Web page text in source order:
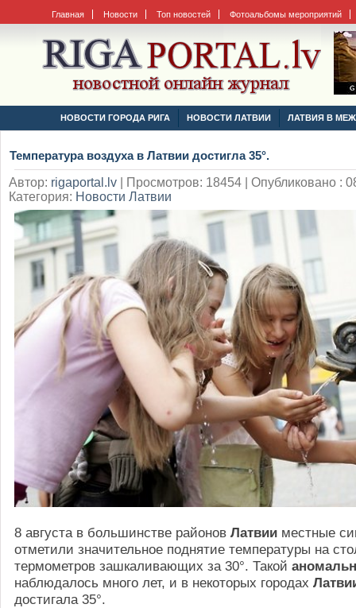
Главная Новости Топ новостей Фотоальбомы мероприятий
НОВОСТИ ГОРОДА РИГА НОВОСТИ ЛАТВИИ ЛАТВИЯ В
Температура воздуха в Латвии достигла 35°.
Автор: rigaportal.lv
Просмотров: 18454 | Опубликовано :
Категория: Новости Латвии
8 августа в большинстве районов Латвии местные
отметили значительное поднятие температуры на
термометров зашкаливающих за 30°. Такой
наблюдалось много лет, и в некоторых городах
достигала 35°.